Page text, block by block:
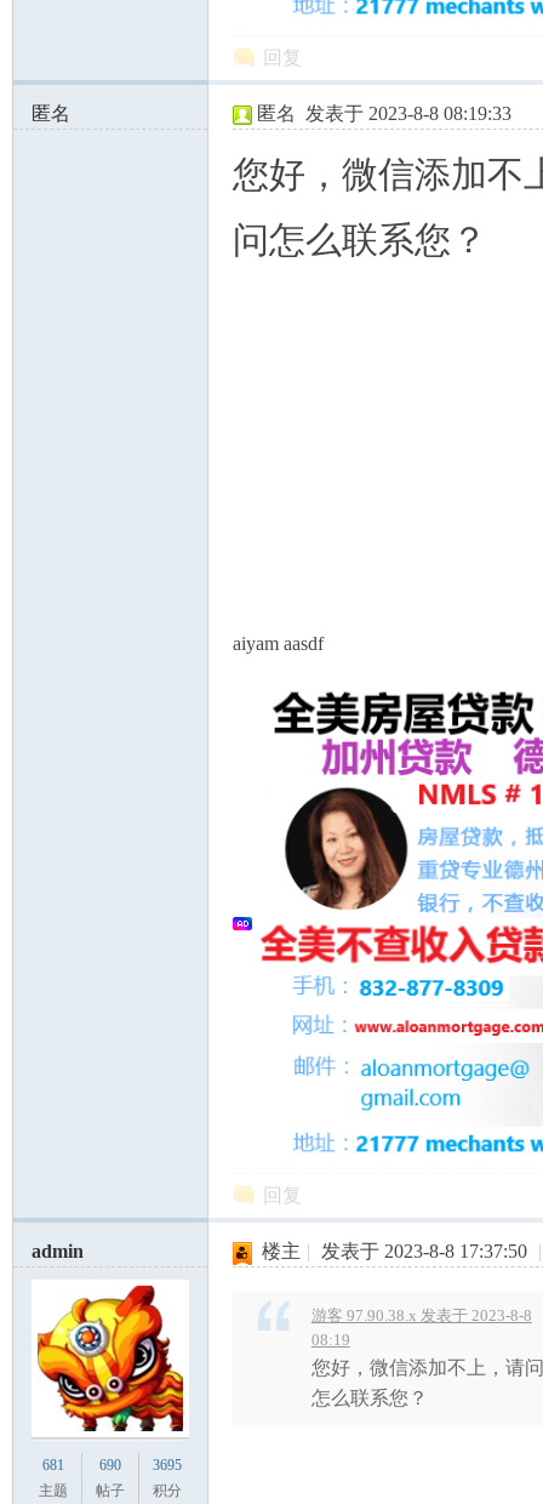
回复
匿名
匿名 发表于 2023-8-8 08:19:33
您好，微信添加不
问怎么联系您？
aiyam aasdf
回复
admin
681
主题
690
帖子
3695
积分
楼主 | 发表于 2023-8-8 17:37:50 |
游客 97.90.38.x 发表于 2023-8-8
08:19
您好，微信添加不上，请问
怎么联系您？